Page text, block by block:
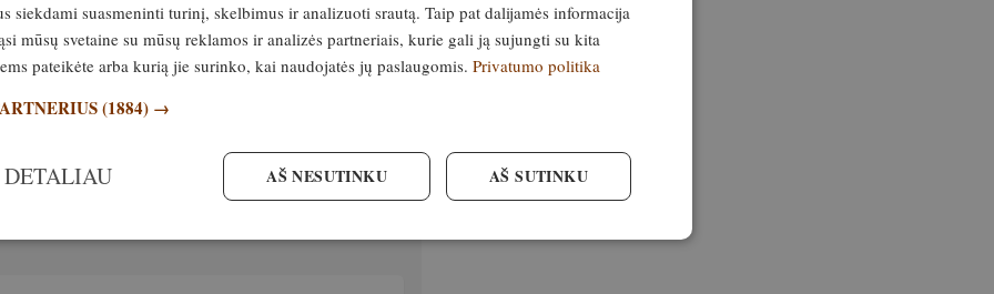
priedeMedžioklinis šuo,
keturkojų draugų sveikatą, charakterį,
oficialius reikalus ir daugelį kitų
žurnalo numeris
siekdami suasmeninti turinį, skelbimus ir analizuoti srautą. Taip pat dalijamės informacija
mūsų svetaine su mūsų reklamos ir analizės partneriais, kurie gali ją sujungti su kita
pateikėte arba kurią jie surinko, kai naudojatės jų paslaugomis. Privatumo politika
(1884) →
AŠ SUTINKU
AŠ NESUTINKU
DETALIAU